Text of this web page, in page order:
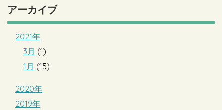
アーカイブ
2021年
3月 (1)
1月 (15)
2020年
2019年